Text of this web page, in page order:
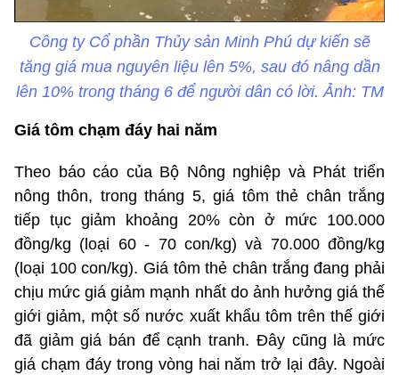
Công ty Cổ phần Thủy sản Minh Phú dự kiến sẽ
tăng giá mua nguyên liệu lên 5%, sau đó nâng dần
lên 10% trong tháng 6 để người dân có lời. Ảnh: TM
Giá tôm chạm đáy hai năm
Theo báo cáo của Bộ Nông nghiệp và Phát triển
nông thôn, trong tháng 5, giá tôm thẻ chân trắng
tiếp tục giảm khoảng 20% còn ở mức 100.000
đồng/kg (loại 60 - 70 con/kg) và 70.000 đồng/kg
(loại 100 con/kg). Giá tôm thẻ chân trắng đang phải
chịu mức giá giảm mạnh nhất do ảnh hưởng giá thế
giới giảm, một số nước xuất khẩu tôm trên thế giới
đã giảm giá bán để cạnh tranh. Đây cũng là mức
giá chạm đáy trong vòng hai năm trở lại đây. Ngoài